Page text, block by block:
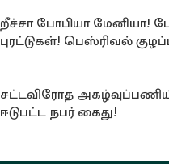
றீச்சா போபியா மேனியா!
புரட்டுகள்! பெஸ்ரிவல்
சட்டவிரோத
ஈடுபட்ட நபர் கைது!